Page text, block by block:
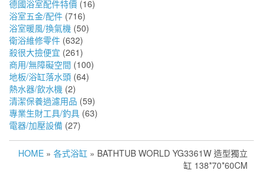
德國浴室配件特價 (16)
浴室五金/配件 (716)
浴室暖風/換氣機 (50)
衛浴維修零件 (632)
殺很大撿便宜 (261)
商用/無障礙空間 (100)
地板/浴缸落水頭 (64)
熱水器/飲水機 (2)
清潔保養過濾用品 (59)
專業生財工具/釣具 (63)
電器/加壓設備 (27)
HOME » 各式浴缸 » BATHTUB WORLD YG3361W 造型獨立
缸 138*70*60CM